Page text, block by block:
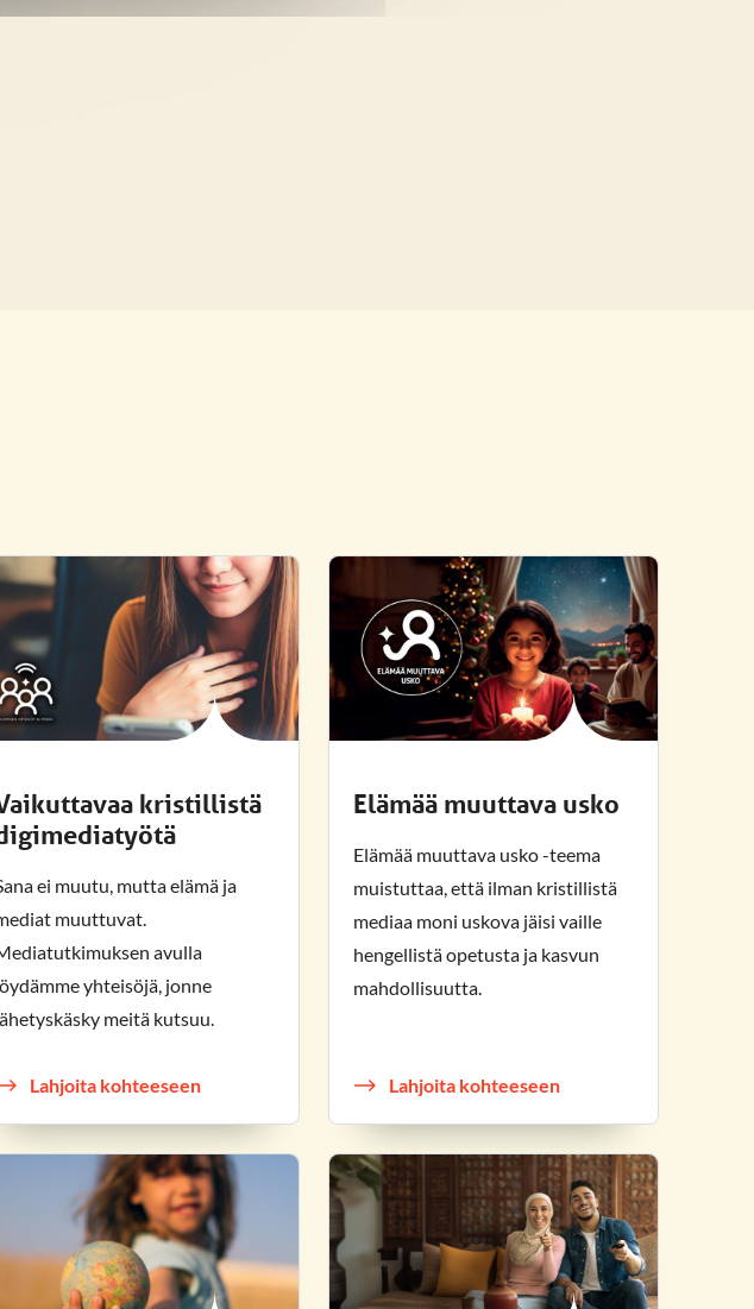
kristillistä
ei muutu, mutta elämä ja
muuttuvat.
avulla
yhteisöjä, jonne
meitä kutsuu.
Lahjoita kohteeseen
Elämää muuttava usko
Elämää muuttava usko -teema
muistuttaa, että ilman kristillistä
mediaa moni uskova jäisi vaille
hengellistä opetusta ja kasvun
mahdollisuutta.
Lahjoita kohteeseen